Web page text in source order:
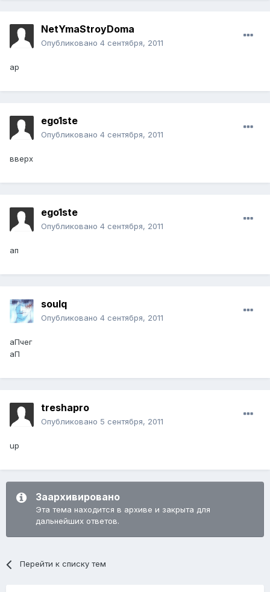
NetYmaStroyDoma
Опубликовано 4 сентября, 2011
ap
ego1ste
Опубликовано 4 сентября, 2011
вверх
ego1ste
Опубликовано 4 сентября, 2011
ап
soulq
Опубликовано 4 сентября, 2011
аПчег
аП
treshapro
Опубликовано 5 сентября, 2011
up
Заархивировано
Эта тема находится в архиве и закрыта для
дальнейших ответов.
Перейти к списку тем